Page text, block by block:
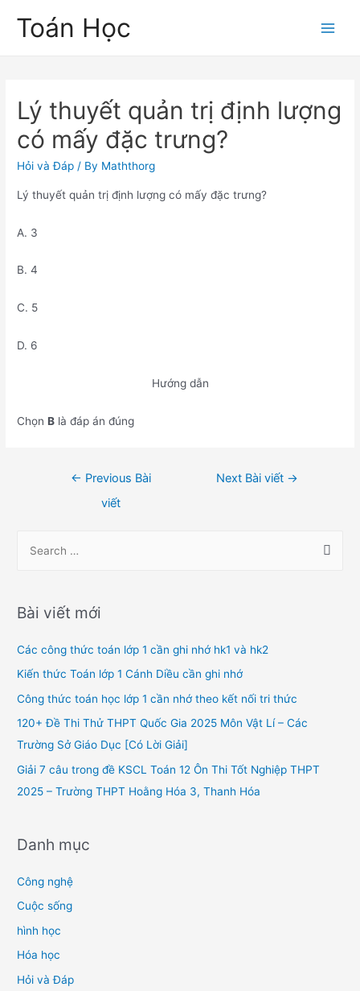
Toán Học
Lý thuyết quản trị định lượng
có mấy đặc trưng?
Hỏi và Đáp / By Maththorg
Lý thuyết quản trị định lượng có mấy đặc trưng?
A. 3
B. 4
C. 5
D. 6
Hướng dẫn
ChọnB là đáp án đúng
← Previous Bài
viết
Next Bài viết →
r
h
f
o
Bài viết mới
Các công thức toán lớp 1 cần ghi nhớ hk1 và hk2
Kiến thức Toán lớp 1 Cánh Diều cần ghi nhớ
Công thức toán học lớp 1 cần nhớ theo kết nối tri thức
120+ Đề Thi Thử THPT Quốc Gia 2025 Môn Vật Lí – Các
Trường Sở Giáo Dục [Có Lời Giải]
Giải 7 câu trong đề KSCL Toán 12 Ôn Thi Tốt Nghiệp THPT
2025 – Trường THPT Hoằng Hóa 3, Thanh Hóa
Danh mục
Công nghệ
Cuộc sống
hình học
Hóa học
Hỏi và Đáp